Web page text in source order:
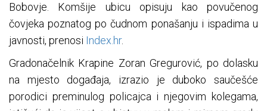
Bobovje. Komšije ubicu opisuju kao povučenog
čovjeka poznatog po čudnom ponašanju i ispadima u
javnosti, prenosi Index.hr.
Gradonačelnik Krapine Zoran Gregurović, po dolasku
na mjesto događaja, izrazio je duboko saučešće
porodici preminulog policajca i njegovim kolegama,